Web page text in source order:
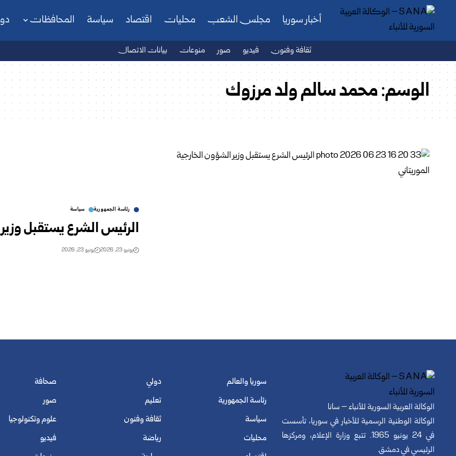
أخبار سوريا مجلس الشعب محليات اقتصاد سياسة المحافظات
ثقافة وفنون فيديو صور منوعات بيانات الاتصال
الوسم:محمد سالم ولد مرزوك
رئاسة الجمهورية سياسة
الرئيس الشرع يستقبل
يونيو 23, 2026 يونيو 23, 2026
الوكالة العربية السورية للأنباء – سانا
الوكالة الوطنية الرسمية للأخبار في سوريا، تأسست
في 24 يونيو 1965. تتبع وزارة الإعلام، ومركزها
الرئيسي في دمشق.
سوريا والعالم
رئاسة الجمهورية
سياسة
محليات
دولي
تعليم
ثقافة وفنون
رياضة
صحافة
صور
علوم وتكنولوجيا
فيديو